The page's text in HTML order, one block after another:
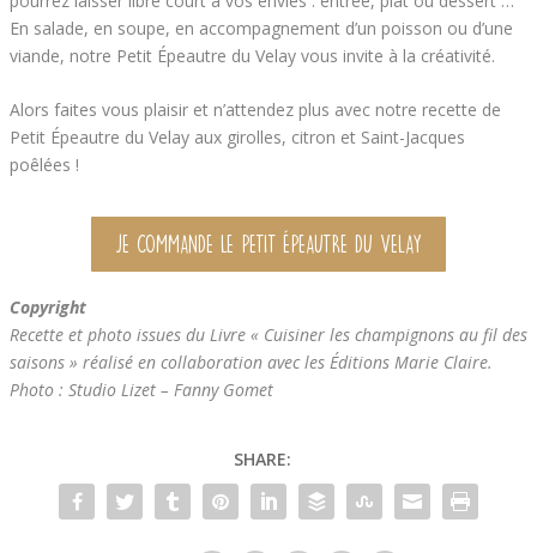
En salade, en soupe, en accompagnement d’un poisson ou d’une
viande, notre Petit Épeautre du Velay vous invite à la créativité.
Alors faites vous plaisir et n’attendez plus avec notre recette de
Petit Épeautre du Velay aux girolles, citron et Saint-Jacques
poêlées !
JE COMMANDE LE PETIT ÉPEAUTRE DU VELAY
Copyright
Recette et photo issues du Livre « Cuisiner les champignons au fil des
saisons » réalisé en collaboration avec les Éditions Marie Claire.
Photo : Studio Lizet – Fanny Gomet
SHARE: